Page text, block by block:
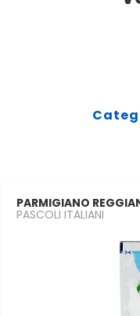
PARMIGIANO
PASCOLI ITALIANI